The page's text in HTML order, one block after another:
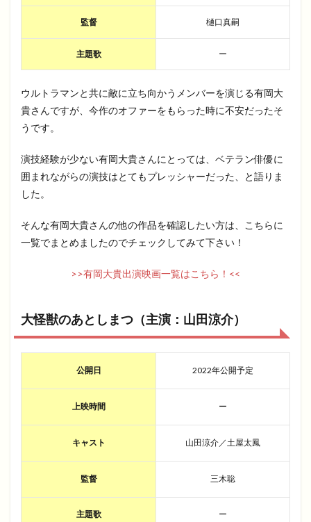
監督 樋口真嗣
主題歌 ー
ウルトラマンと共に敵に立ち向かうメンバーを演じる有岡大
貴さんですが、今作のオファーをもらった時に不安だったそ
うです。
演技経験が少ない有岡大貴さんにとっては、ベテラン俳優に
囲まれながらの演技はとてもプレッシャーだった、と語りま
した。
そんな有岡大貴さんの他の作品を確認したい方は、こちらに
一覧でまとめましたのでチェックしてみて下さい！
>>有岡大貴出演映画一覧はこちら！<<
大怪獣のあとしまつ（主演：山田涼介）
公開日 2022年公開予定
上映時間 ー
キャスト 山田涼介／土屋太鳳
監督 三木聡
主題歌 ー